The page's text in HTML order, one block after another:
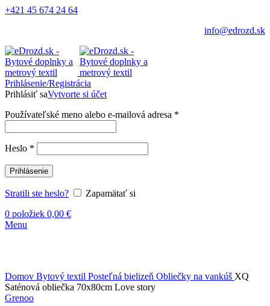
+421 45 674 24 64
info@edrozd.sk
Prihlásenie/Registrácia
Prihlásiť saVytvorte si účet
Používateľské meno alebo e-mailová adresa *
Heslo *
Prihlásenie
Stratili ste heslo?
Zapamätať si
0 položiek 0,00 €
Menu
Domov Bytový textil Posteľná bielizeň Obliečky na vankúš XQ
Saténová obliečka 70x80cm Love story
Grenoo